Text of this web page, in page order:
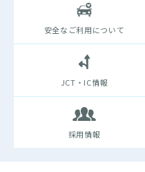
安全なご利用について
JCT・IC情報
採用情報